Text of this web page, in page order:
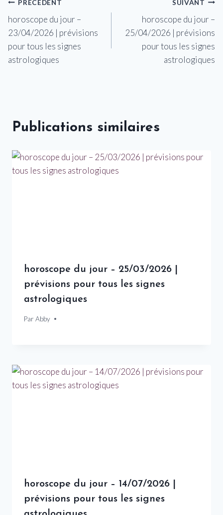
Navigation
de
l’article
PRÉCÉDENT
horoscope du jour –
23/04/2026 | prévisions
pour tous les signes
astrologiques
SUIVANT
horoscope du jour –
25/04/2026 | prévisions
pour tous les signes
astrologiques
Publications similaires
horoscope du jour – 25/03/2026 |
prévisions pour tous les signes
astrologiques
Par Abby
25 mars 2026
horoscope du jour – 14/07/2026 |
prévisions pour tous les signes